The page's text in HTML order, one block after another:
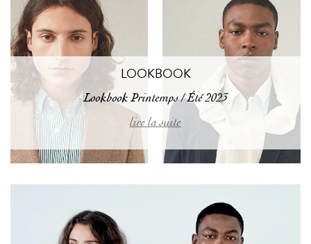
LOOKBOOK
Lookbook Printemps / Été 2023
lire la suite